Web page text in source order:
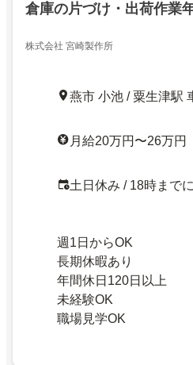
倉庫の片づけ・出荷作業
株式会社 宮崎製作所
燕市 小池 / 粟生津駅
月給20万円〜26万円
土日休み / 18時まで
週1日からOK
長期休暇あり
年間休日120日以上
未経験OK
職場見学OK